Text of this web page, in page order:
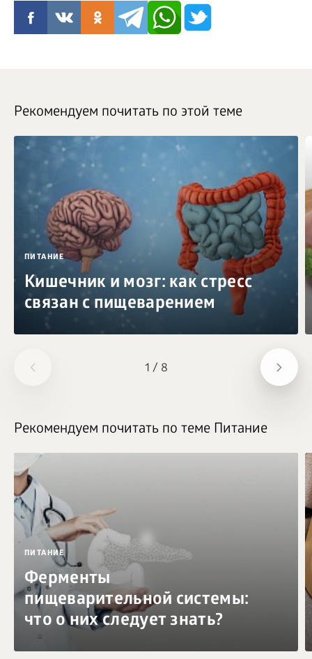
1 / 8
Рекомендуем почитать по этой теме
ПИТАНИЕ
Кишечник и мозг: как стресс
связан с пищеварением
Рекомендуем почитать по теме Питание
ПИТАНИЕ
Ферменты
пищеварительной системы:
что о них следует знать?